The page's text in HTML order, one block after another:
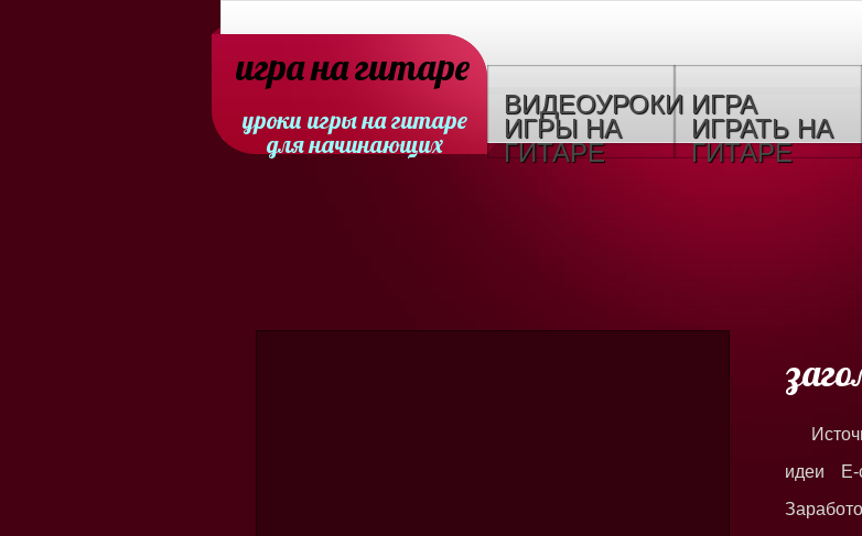
игра на гитаре
уроки игры на гитаре
для начинающих
ВИДЕОУРОКИ
ИГРЫ НА
ГИТАРЕ
ИГРА
ИГРАТЬ НА
ГИТАРЕ
идеи